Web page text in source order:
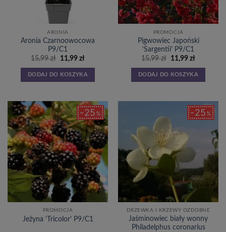
ARONIA
Aronia Czarnoowocowa
P9/C1
15,99zł
Pierwotna
wynosiła:
15,99 zł.
11,99 złAktualna
wynosi:
11,99 zł.
DODAJ DO KOSZYKA
PROMOCJA
Pigwowiec Japoński
‘Sargentii’ P9/C1
15,99zł
Pierwotna
wynosiła:
15,99 zł.
11,99 złAktualna
wynosi:
11,99 zł.
DODAJ DO KOSZYKA
25%
Dodaj
do
listy
życzeń
PROMOCJA
Jeżyna ‘Tricolor’ P9/C1
25%
DRZEWKA I KRZEWY OZDOBNE
Jaśminowiec biały wonny
Philadelphus coronarius